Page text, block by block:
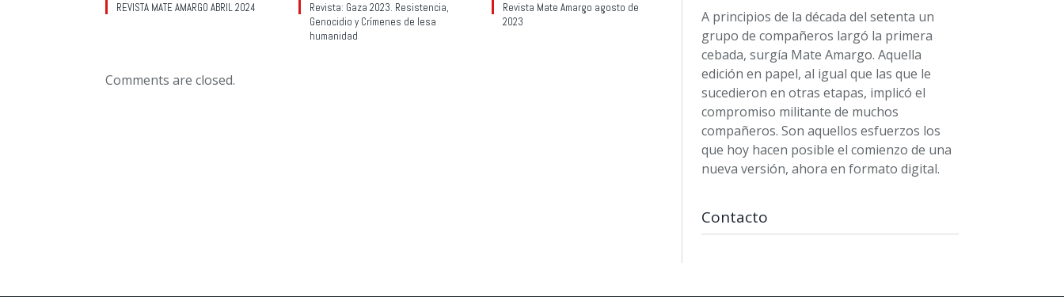
REVISTA MATE AMARGO ABRIL 2024
Revista: Gaza 2023. Resistencia,
Genocidio y Crímenes de lesa
humanidad
Revista Mate Amargo agosto de
2023
Comments are closed.
A principios de la década del setenta un
grupo de compañeros largó la primera
cebada, surgía Mate Amargo. Aquella
edición en papel, al igual que las que le
sucedieron en otras etapas, implicó el
compromiso militante de muchos
compañeros. Son aquellos esfuerzos los
que hoy hacen posible el comienzo de una
nueva versión, ahora en formato digital.
Contacto